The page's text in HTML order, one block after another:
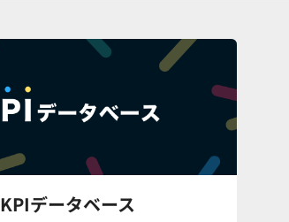
KPIデータベース